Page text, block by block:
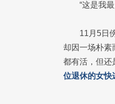
“这是我
11月5日
却因一场朴
都有活，但还
位退休的女快